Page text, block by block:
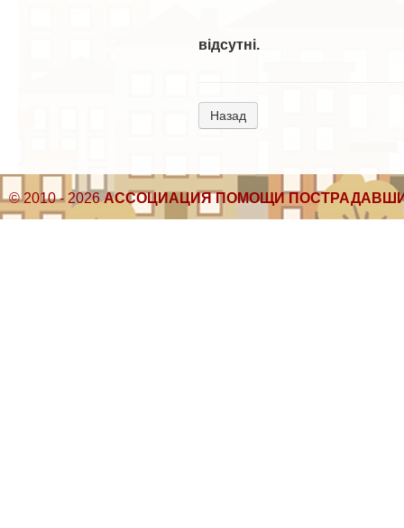
відсутні.
Назад
© 2010 - 2026АССОЦИАЦИЯ ПОМОЩИ